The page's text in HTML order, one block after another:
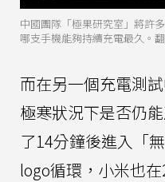
中國團隊「極果研究室」將許
哪支手機能夠持續充電最久。
而在另一個充電測
極寒狀況下是否仍
了14分鐘後進入「
logo循環，小米也